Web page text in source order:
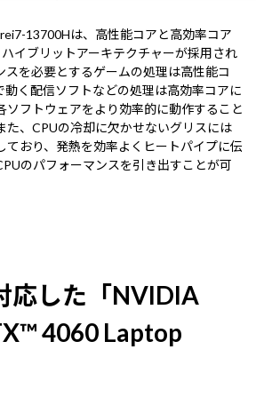
13700Hは、高性能コアと高効率コア
イブリットアーキテクチャーが採用され
スを必要とするゲームの処理は高性能コ
動く配信ソフトなどの処理は高効率コアに
ソフトウェアをより効率的に動作すること
た、CPUの冷却に欠かせないグリスには
ており、発熱を効率よくヒートパイプに伝
のパフォーマンスを引き出すことが可
応した「NVIDIA
4060 Laptop